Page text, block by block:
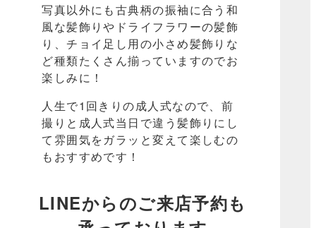
写真以外にも古典柄の振袖に合う和
風な髪飾りやドライフラワーの髪飾
り、チョイ足し用の小さめ髪飾りな
ど種類たくさん揃っていますのでお
楽しみに！
人生で1回きりの成人式なので、前
撮りと成人式当日で違う髪飾りにし
て雰囲気をガラッと変えて楽しむの
もおすすめです！
LINEからのご来店予約も